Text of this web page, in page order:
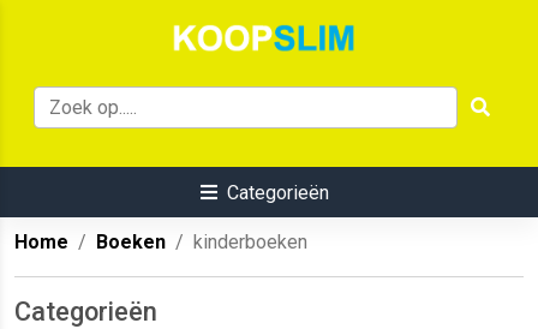
Categorieën
Home Boeken kinderboeken
Categorieën